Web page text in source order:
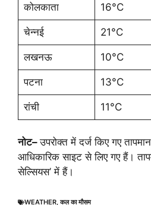
कोलकाता 16°C
चेन्नई 21°C
लखनऊ 10°C
पटना 13°C
रांची 11°C
नोट–उपरोक्त में दर्ज किए गए
आधिकारिक साइट से लिए गए हैं।
सेल्सियस’ में हैं।
WEATHER,कल का मौसम